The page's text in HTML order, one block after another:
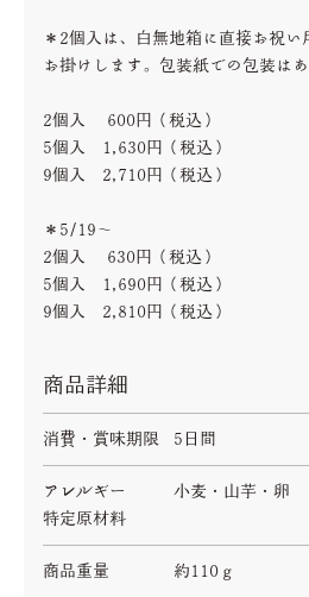
＊2個入は、白無地箱に直接お祝い
お掛けします。包装紙での包装はあ
2個入 600円（税込）
5個入 1,630円（税込）
9個入 2,710円（税込）
＊5/19～
2個入 630円（税込）
5個入 1,690円（税込）
9個入 2,810円（税込）
商品詳細
消費・賞味期限 5日間
アレルギー
特定原材料
小麦・山芋・卵
商品重量 約110ｇ